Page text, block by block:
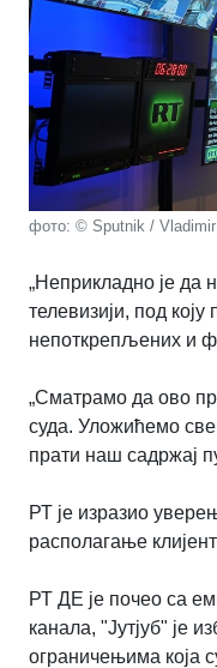
фото: © Sputnik /
„Неприкладно је да
телевизији, под
непоткрепљених и
„Сматрамо да ово
суда. Уложићемо
прати наш садржај
РТ је изразио
располагање
РТ ДЕ је почео са
канала, "Јутјуб" је
ограничењима која